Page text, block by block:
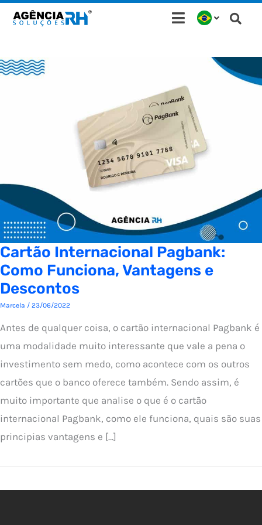
para
conteúdo
Cartão Internacional Pagbank:
Como Funciona, Vantagens e
Descontos
Marcela / 23/06/2022
Antes de qualquer coisa, o cartão internacional Pagbank é
uma modalidade muito interessante que vale a pena o
investimento sem medo, como acontece com os outros
cartões que o banco oferece também. Sendo assim, é
muito importante que analise o que é o cartão
internacional Pagbank, como ele funciona, quais são suas
principias vantagens e […]